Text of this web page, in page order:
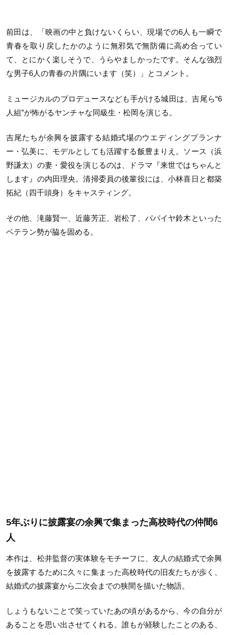
前田は、「映画の中と負けないくらい、現場での6人も一瞬で
⻘春を取り戻したかのように無邪気で無防備に高め合ってい
て、とにかく楽しそうで、うらやましかったです。そんな強烈
な男子6人の⻘春の片隅にいます（笑）」とコメント。
ミュージカルのプロデュースなども手がける城田は、吉尾ら“6
人組”が怖がるヤンチャな同級生・松岡を演じる。
吉尾たちが余興を披露する結婚式場のウエディングプランナ
ー・弘美に、モデルとしても活躍する飯豊まりえ。ソース（浜
野謙太）の妻・愛役を演じるのは、ドラマ『来世ではちゃんと
します』の内田理央。清掃委員の後輩役には、小林喜日と都築
拓紀（四千頭身）をキャスティング。
その他、滝藤賢一、近藤芳正、岩松了、パパイヤ鈴木といった
ベテラン勢が脇を固める。
5年ぶりに披露宴の余興で集まった高校時代の仲間6
人
本作は、松井監督の実体験をモチーフに、友人の結婚式で余興
を披露するために久々に集まった高校時代の旧友たちが歩く、
結婚式の披露宴から二次会までの狭間を描いた物語。
しょうもないことで笑っていたあの頃があるから、今の自分が
あることを思い出させてくれる。誰もが経験したことのある、